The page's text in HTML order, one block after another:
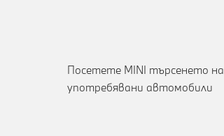
Посетете MINI търсенето на
употребявани автомобили